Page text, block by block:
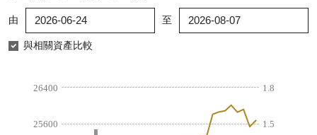
由 至
與相關資產比較
1.5
1.8
25600
26400
認股證/牛熊證日誌
牛熊證到期結算價查詢
中資ETFs溢價比較